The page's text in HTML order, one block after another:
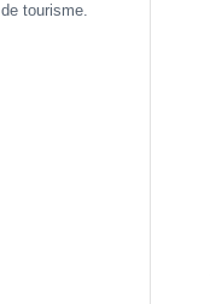
tourisme.